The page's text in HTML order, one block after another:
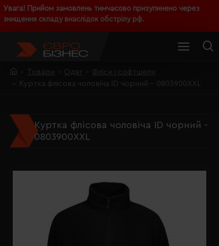
Увага! Прийом замовлень тимчасово призупинено через
знищення складу внаслідок обстрілу рф.
Товари Одяг
Фліси і софтшели
Куртка флісова чоловіча ID чорний - 0803900XXL
Куртка флісова чоловіча ID чорний -
0803900XXL